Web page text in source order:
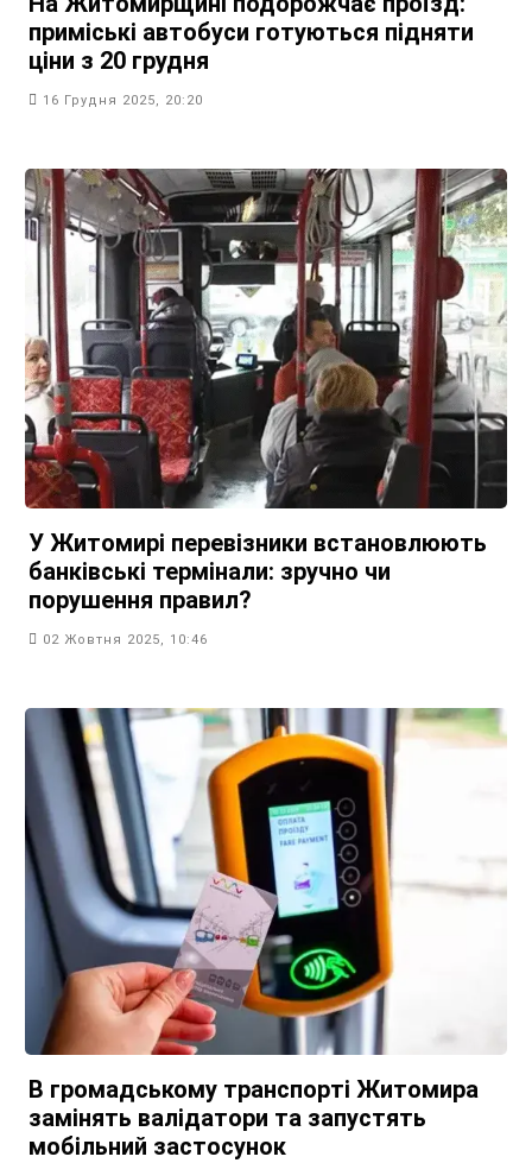
приміські автобуси готуються підняти
ціни з 20 грудня
16 Грудня 2025, 20:20
У Житомирі перевізники встановлюють
банківські термінали: зручно чи
порушення правил?
02 Жовтня 2025, 10:46
В громадському транспорті Житомира
замінять валідатори та запустять
мобільний застосунок